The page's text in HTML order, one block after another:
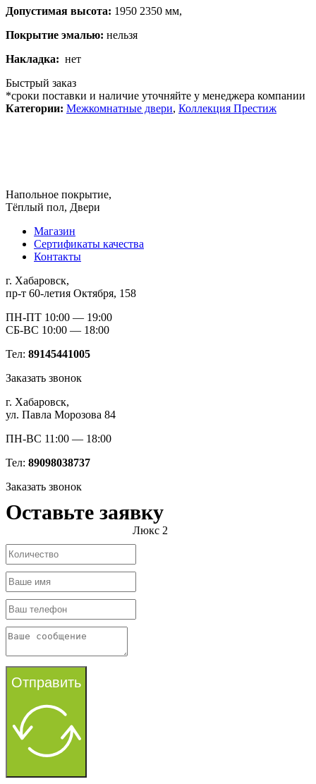
Допустимая высота: 1950 2350 мм,
Покрытие эмалью: нельзя
Накладка: нет
Быстрый заказ
*сроки поставки и наличие уточняйте у менеджера компании
Категории: Межкомнатные двери, Коллекция Престиж
Напольное покрытие,
Тёплый пол, Двери
Магазин
Сертификаты качества
Контакты
г. Хабаровск,
пр-т 60-летия Октября, 158
ПН-ПТ 10:00 — 19:00
СБ-ВС 10:00 — 18:00
Тел: 89145441005
Заказать звонок
г. Хабаровск,
ул. Павла Морозова 84
ПН-ВС 11:00 — 18:00
Тел: 89098038737
Заказать звонок
Оставьте заявку
Люкс 2
Отправить